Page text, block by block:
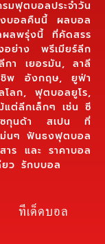
ฟุตบอลประจำวัน
บอลคืนนี้ ผลบอล
ลพรุ่งนี้ ที่คัดสรร
อย่าง พรีเมียร์ลีก
กา เยอรมัน, ลาลี
ชิพ อังกฤษ, ยูฟ่า
ลก, ฟุตบอลยูโร,
แต่ลีกเล็กๆ เช่น ซี
กุนด้า สเปน ที่
นๆ ฟันธงฟุตบอล
าร และ ราคาบอล
ยว รักบบอล
ทีเด็ดบอล